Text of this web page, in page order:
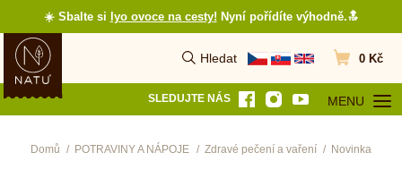
☀️ Sbalte si lyo ovoce na cesty! Nyní pořídíte výhodně.🔝
Hledat
Vyhledat Přejít do
0 Kč
SLEDUJTE NÁS MENU
OTEVŘÍT
Domů POTRAVINY A NÁPOJE Zdravé pečení a vaření Novinka